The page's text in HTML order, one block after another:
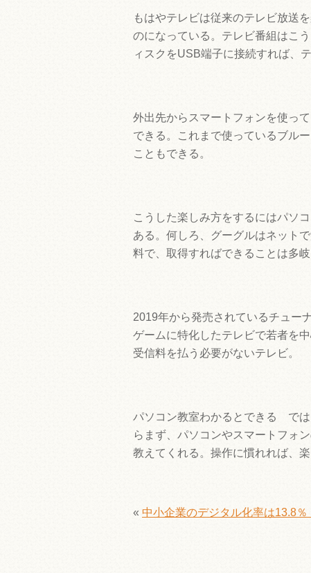
もはやテレビは従来のテレビ放送
のになっている。テレビ番組はこ
ィスクをUSB端子に接続すれば、
外出先からスマートフォンを使っ
できる。これまで使っているブル
こともできる。
こうした楽しみ方をするにはパソ
ある。何しろ、グーグルはネット
料で、取得すればできることは多岐
2019年から発売されているチュー
ゲームに特化したテレビで若者を
受信料を払う必要がないテレビ。
パソコン教室わかるとできる で
らまず、パソコンやスマートフォ
教えてくれる。操作に慣れれば、楽
« 中小企業のデジタル化率は13.8